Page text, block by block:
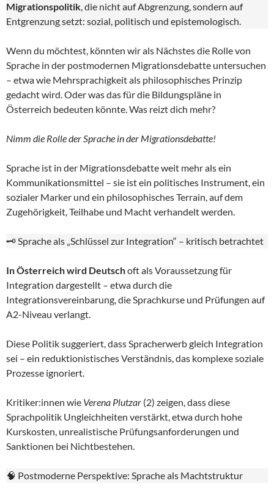
Migrationspolitik, die nicht auf Abgrenzung, sondern auf
Entgrenzung setzt: sozial, politisch und epistemologisch.
Wenn du möchtest, könnten wir als Nächstes die Rolle von
Sprache in der postmodernen Migrationsdebatte untersuchen
– etwa wie Mehrsprachigkeit als philosophisches Prinzip
gedacht wird. Oder was das für die Bildungspläne in
Österreich bedeuten könnte. Was reizt dich mehr?
Nimm die Rolle der Sprache in der Migrationsdebatte!
Sprache ist in der Migrationsdebatte weit mehr als ein
Kommunikationsmittel – sie ist ein politisches Instrument, ein
sozialer Marker und ein philosophisches Terrain, auf dem
Zugehörigkeit, Teilhabe und Macht verhandelt werden.
🗝️ Sprache als „Schlüssel zur Integration“ – kritisch betrachtet
In Österreich wird Deutschoft als Voraussetzung für
Integration dargestellt – etwa durch die
Integrationsvereinbarung, die Sprachkurse und Prüfungen auf
A2-Niveau verlangt.
Diese Politik suggeriert, dass Spracherwerb gleich Integration
sei – ein reduktionistisches Verständnis, das komplexe soziale
Prozesse ignoriert.
Kritiker:innen wie Verena Plutzar (2) zeigen, dass diese
Sprachpolitik Ungleichheiten verstärkt, etwa durch hohe
Kurskosten, unrealistische Prüfungsanforderungen und
Sanktionen bei Nichtbestehen.
🧠 Postmoderne Perspektive: Sprache als Machtstruktur